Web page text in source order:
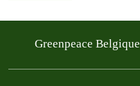
Greenpeace Belgique